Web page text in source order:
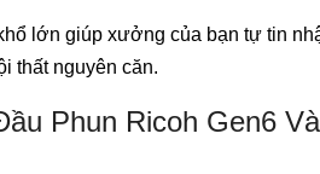
lớn giúp xưởng của bạn tự tin
thất nguyên căn.
Phun Ricoh Gen6